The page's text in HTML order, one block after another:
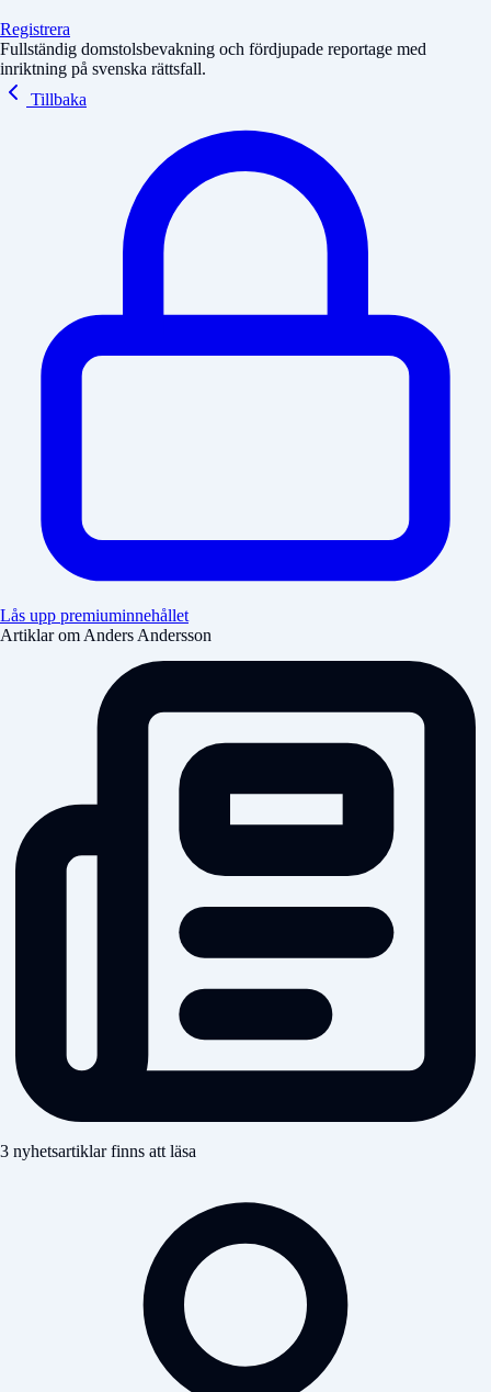
Registrera
Fullständig domstolsbevakning och fördjupade reportage med
inriktning på svenska rättsfall.
Tillbaka
Lås upp premiuminnehållet
Artiklar om Anders Andersson
3 nyhetsartiklar finns att läsa